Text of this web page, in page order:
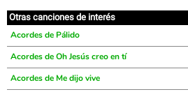
Otras canciones de interés
Acordes de Pálido
Acordes de Oh Jesús creo en tí
Acordes de Me dijo vive